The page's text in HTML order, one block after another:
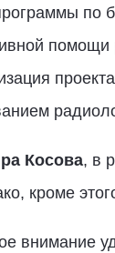
по
помощи
Косова, в
кроме
внимание